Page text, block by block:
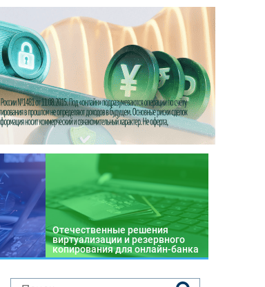
Отечественные решения
виртуализации и резервного
копирования для онлайн-банка